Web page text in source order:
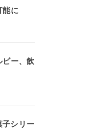
能に
ー、飲
子シリー